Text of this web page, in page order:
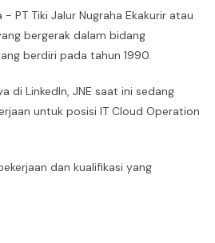
- PT Tiki Jalur Nugraha Ekakurir atau
bergerak dalam bidang
berdiri pada tahun 1990.
di LinkedIn, JNE saat ini sedang
untuk posisi IT Cloud Operation
dan kualifikasi yang